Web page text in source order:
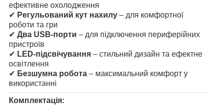
ефективне охолодження
✔ Регульований кут нахилу – для комфортної
роботи та гри
✔ Два USB-порти – для підключення периферійних
пристроїв
✔ LED-підсвічування – стильний дизайн та ефектне
освітлення
✔ Безшумна робота – максимальний комфорт у
використанні
Комплектація: